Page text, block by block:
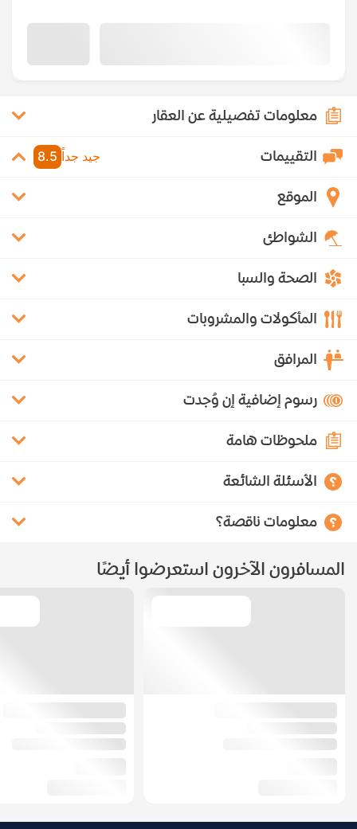
معلومات تفصيلية عن العقار
التقييمات جيد جداً 8.5
الموقع
الشواطئ
الصحة والسبا
المأكولات والمشروبات
المرافق
رسوم إضافية إن وُجدت
ملحوظات هامة
الأسئلة الشائعة
معلومات ناقصة؟
المسافرون الآخرون استعرضوا أيضًا